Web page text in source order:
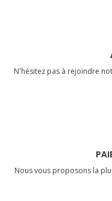
N'hésitez pas à rejoindre
Nous vous proposons la